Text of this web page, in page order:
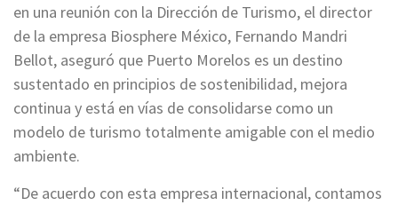
en una reunión con la Dirección de Turismo, el director
de la empresa Biosphere México, Fernando Mandri
Bellot, aseguró que Puerto Morelos es un destino
sustentado en principios de sostenibilidad, mejora
continua y está en vías de consolidarse como un
modelo de turismo totalmente amigable con el medio
ambiente.
“De acuerdo con esta empresa internacional, contamos